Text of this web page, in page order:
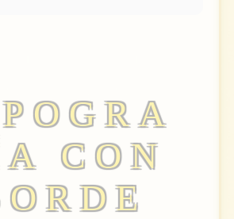
CON